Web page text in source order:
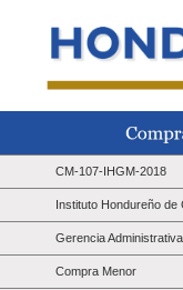
CM-107-IHGM-2018
Instituto Hondureño
Gerencia Administrativa
Compra Menor